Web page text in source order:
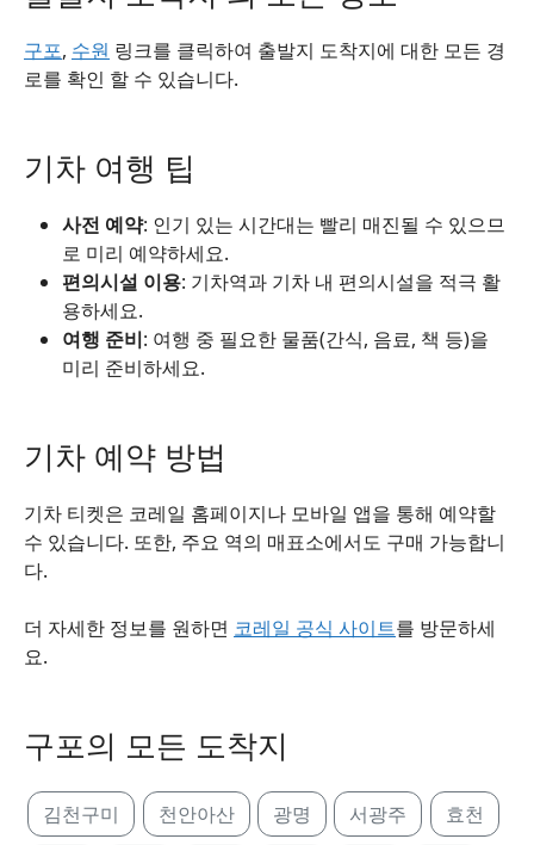
구포, 수원 링크를 클릭하여 출발지 도착지에 대한 모든 경
로를 확인 할 수 있습니다.
기차 여행 팁
사전 예약: 인기 있는 시간대는 빨리 매진될 수 있으므
로 미리 예약하세요.
편의시설 이용: 기차역과 기차 내 편의시설을 적극 활
용하세요.
여행 준비: 여행 중 필요한 물품(간식, 음료, 책 등)을
미리 준비하세요.
기차 예약 방법
기차 티켓은 코레일 홈페이지나 모바일 앱을 통해 예약할
수 있습니다. 또한, 주요 역의 매표소에서도 구매 가능합니
다.
더 자세한 정보를 원하면 코레일 공식 사이트를 방문하세
요.
구포의 모든 도착지
김천구미 천안아산 광명 서광주 효천